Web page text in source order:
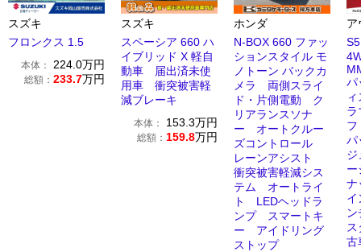
スズキ
フロンクス 1.5
本体： 224.0万円
総額： 233.7万円
スズキ
スペーシア 660 ハ
イブリッド X 軽自
動車 届出済未使
用車 衝突被害軽
減ブレーキ
本体： 153.3万円
総額： 159.8万円
ホンダ
N-BOX 660 ファッ
ションスタイル モ
ノトーン バックカ
メラ 両側スライ
ド・片側電動 ク
リアランスソナ
ー オートクルー
ズコントロール
レーンアシスト
衝突被害軽減シス
テム オートライ
ト LEDヘッドラ
ンプ スマートキ
ー アイドリング
ストップ
ア
パ
ラ
パ
ジ
ナ
イ
古